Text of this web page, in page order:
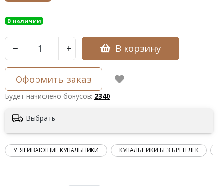
В наличии
− + В корзину
Оформить заказ
Будет начислено бонусов: 2340
Выбрать
УТЯГИВАЮЩИЕ КУПАЛЬНИКИ КУПАЛЬНИКИ БЕЗ БРЕТЕЛЕК